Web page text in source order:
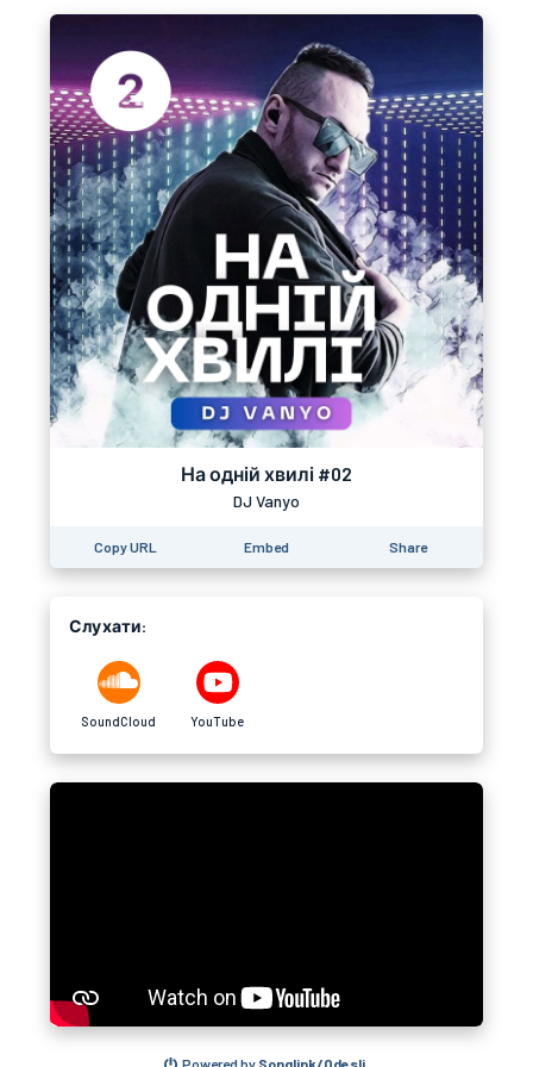
На одній хвилі #02
DJ Vanyo
Copy URL Embed Share
Слухати:
SoundCloud YouTube
Powered by Songlink/Odesli